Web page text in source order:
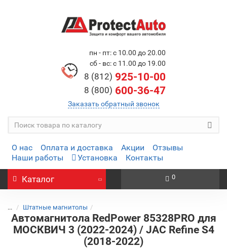
пн - пт: с 10.00 до 20.00
сб - вс: с 11.00 до 19.00
8 (812) 925-10-00
8 (800) 600-36-47
Заказать обратный звонок
О нас Оплата и доставка Акции
Отзывы
Наши работы
Установка Контакты
Каталог 0
... Штатные магнитолы
Автомагнитола RedPower 85328PRO для
МОСКВИЧ 3 (2022-2024) / JAC Refine S4
(2018-2022)